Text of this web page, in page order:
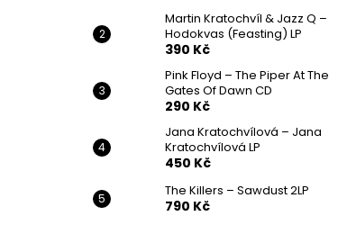
Martin Kratochvíl & Jazz Q ‎–
Hodokvas (Feasting) LP
390 Kč
Pink Floyd – The Piper At The
Gates Of Dawn CD
290 Kč
Jana Kratochvílová – Jana
Kratochvílová LP
450 Kč
The Killers – Sawdust 2LP
790 Kč